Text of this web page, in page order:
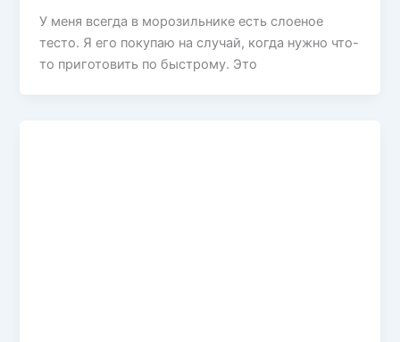
У меня всегда в морозильнике есть слоеное
тесто. Я его покупаю на случай, когда нужно что-
то приготовить по быстрому. Это